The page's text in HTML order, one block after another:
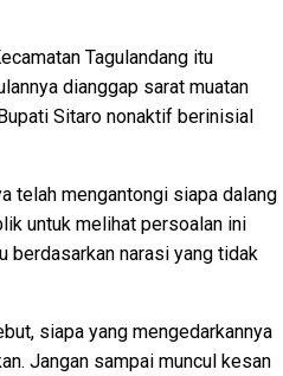
Tagulandang itu
dianggap sarat muatan
Sitaro nonaktif berinisial
telah mengantongi siapa dalang
untuk melihat persoalan ini
berdasarkan narasi yang tidak
siapa yang mengedarkannya
Jangan sampai muncul kesan